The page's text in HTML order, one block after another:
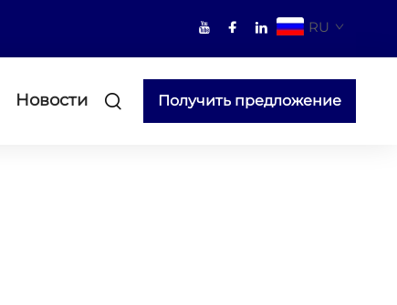
RU
Новости Получить предложение